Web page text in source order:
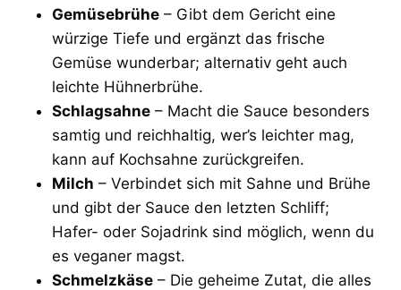
Gemüsebrühe – Gibt dem Gericht eine
würzige Tiefe und ergänzt das frische
Gemüse wunderbar; alternativ geht auch
leichte Hühnerbrühe.
Schlagsahne – Macht die Sauce besonders
samtig und reichhaltig, wer’s leichter mag,
kann auf Kochsahne zurückgreifen.
Milch – Verbindet sich mit Sahne und Brühe
und gibt der Sauce den letzten Schliff;
Hafer- oder Sojadrink sind möglich, wenn du
es veganer magst.
Schmelzkäse – Die geheime Zutat, die alles